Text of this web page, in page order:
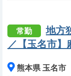
常勤
地方
／【玉名市
熊本県 玉名市